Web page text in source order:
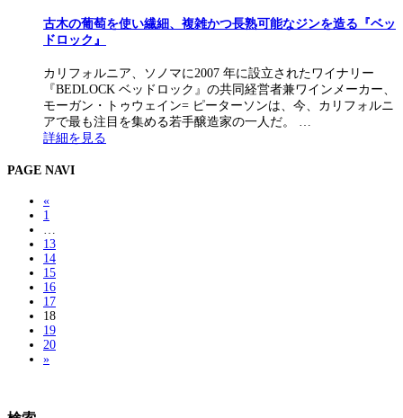
古木の葡萄を使い繊細、複雑かつ長熟可能なジンを造る『ベッ
ドロック』
カリフォルニア、ソノマに2007 年に設立されたワイナリー
『BEDLOCK ベッドロック』の共同経営者兼ワインメーカー、
モーガン・トゥウェイン= ピーターソンは、今、カリフォルニ
アで最も注目を集める若手醸造家の一人だ。 …
詳細を見る
PAGE NAVI
«
1
…
13
14
15
16
17
18
19
20
»